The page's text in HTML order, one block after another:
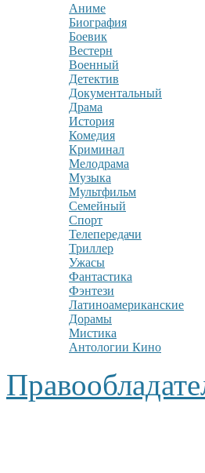
Аниме
Биография
Боевик
Вестерн
Военный
Детектив
Документальный
Драма
История
Комедия
Криминал
Мелодрама
Музыка
Мультфильм
Семейный
Спорт
Телепередачи
Триллер
Ужасы
Фантастика
Фэнтези
Латиноамериканские
Дорамы
Мистика
Антологии Кино